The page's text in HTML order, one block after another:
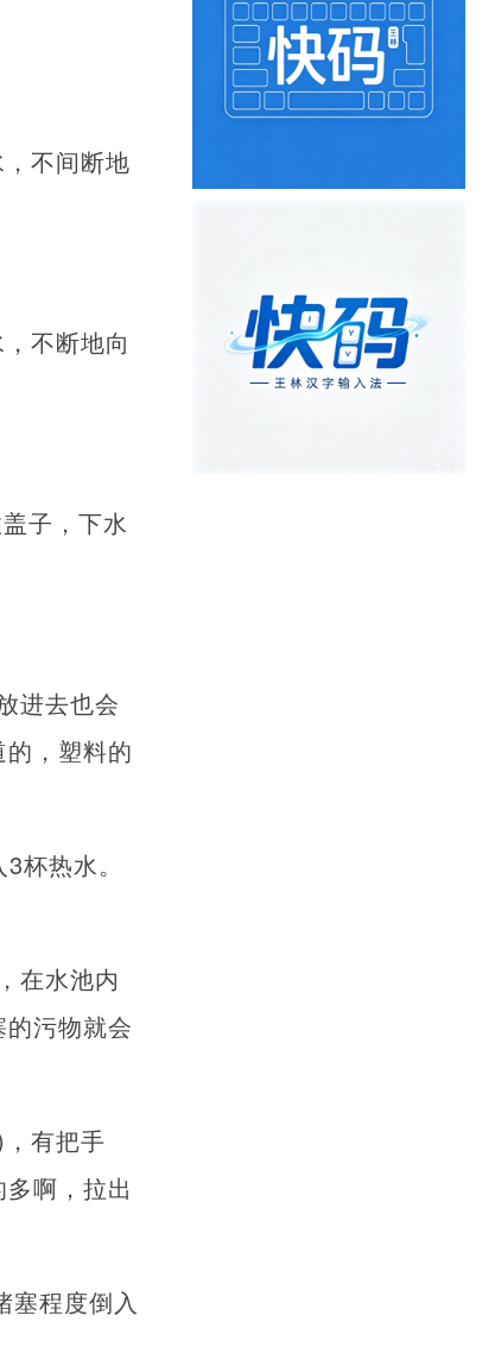
不间断地
不断地向
子，下水
进去也会
，塑料的
杯热水。
在水池内
污物就会
有把手
啊，拉出
塞程度倒入